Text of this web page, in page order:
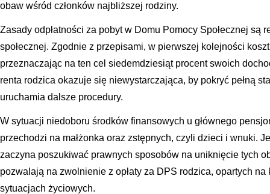
obaw wśród członków najbliższej rodziny.
Zasady odpłatności za pobyt w Domu Pomocy Społecznej są
społecznej. Zgodnie z przepisami, w pierwszej kolejności
przeznaczając na ten cel siedemdziesiąt procent swoich
renta rodzica okazuje się niewystarczająca, by pokryć pełną
uruchamia dalsze procedury.
W sytuacji niedoboru środków finansowych u głównego
przechodzi na małżonka oraz zstępnych, czyli dzieci i wnuki.
zaczyna poszukiwać prawnych sposobów na uniknięcie tych
pozwalają na zwolnienie z opłaty za DPS rodzica, opartych
sytuacjach życiowych.